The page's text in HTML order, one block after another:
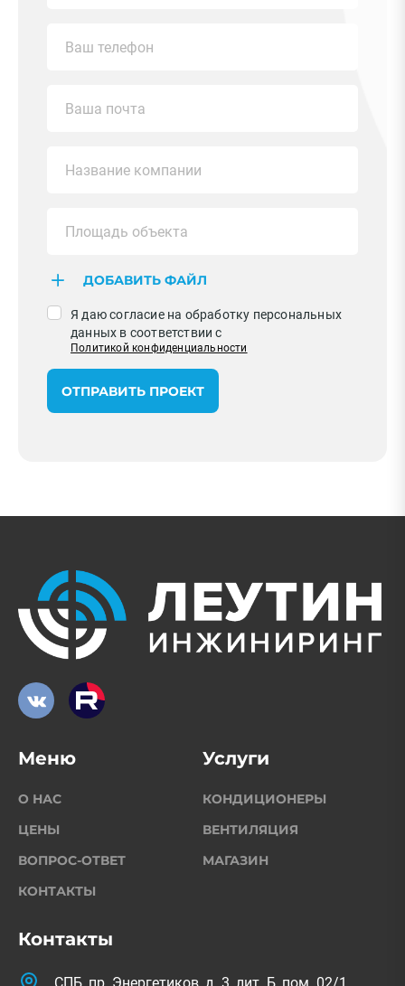
ДОБАВИТЬ ФАЙЛ
Я даю согласие на обработку персональных
данных в соответствии с
Политикой конфиденциальности
ОТПРАВИТЬ ПРОЕКТ
Контакты
СПБ, пр. Энергетиков, д. 3, лит. Б, пом. 02/1
Меню
О НАС
ЦЕНЫ
ВОПРОС-ОТВЕТ
КОНТАКТЫ
Услуги
КОНДИЦИОНЕРЫ
ВЕНТИЛЯЦИЯ
МАГАЗИН